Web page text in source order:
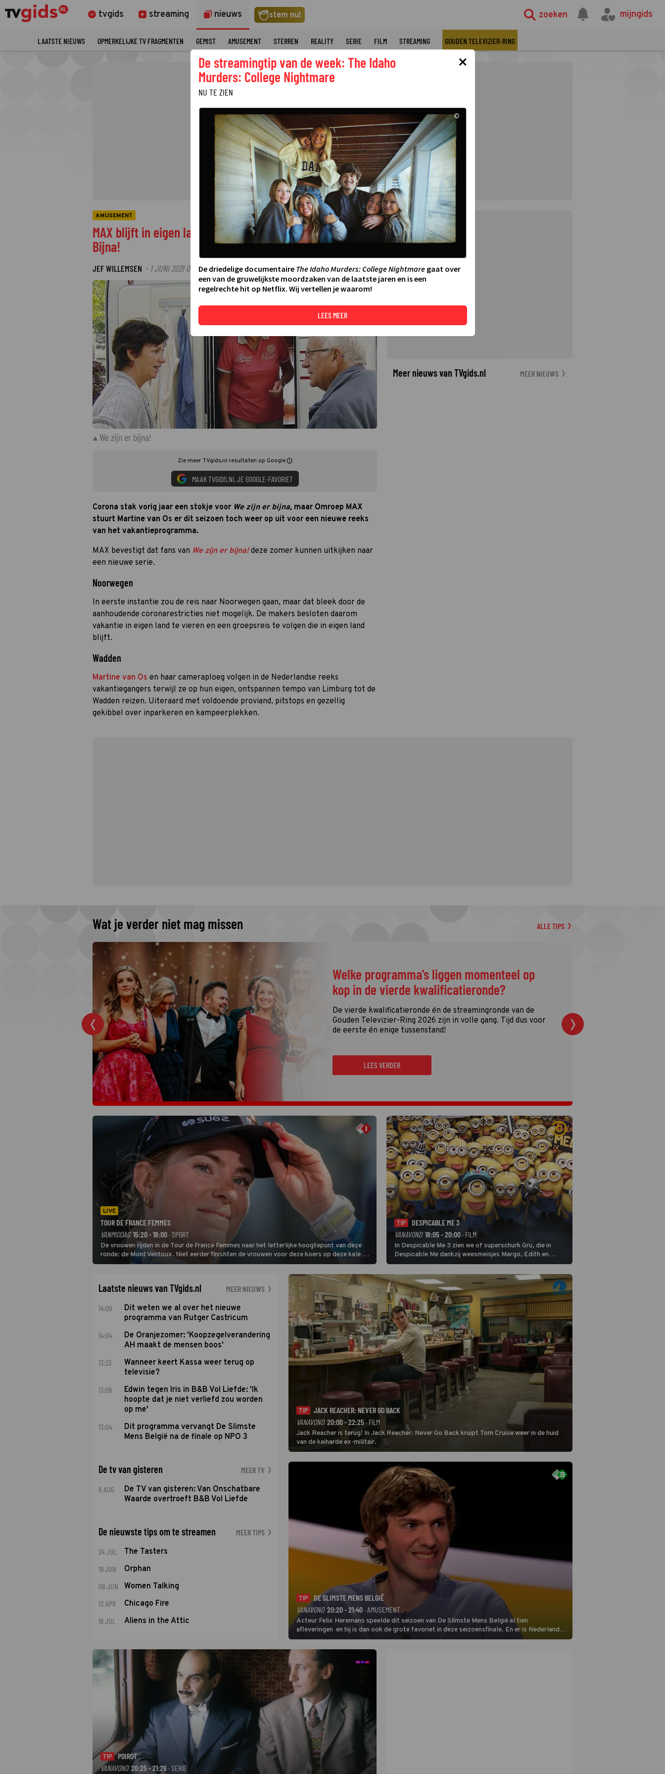
tvgids streaming nieuws stem nu! zoeken mijngids
LAATSTE NIEUWS OPMERKELIJKE TV FRAGMENTEN GEMIST AMUSEMENT STERREN REALITY SERIE FILM STREAMING GOUDEN TELEVIZIER-RING
AMUSEMENT
MAX blijft in eigen land voor nieuwe reeks We Zijn Er
Bijna!
JEF WILLEMSEN · 1 JUNI 2021 08:38
©
We zijn er bijna!
Zie meer TVgids.nl resultaten op Google
MAAK TVGIDS.NL JE GOOGLE-FAVORIET
Corona stak vorig jaar een stokje voor We zijn er bijna, maar Omroep MAX
stuurt Martine van Os er dit seizoen toch weer op uit voor een nieuwe reeks
van het vakantieprogramma.
MAX bevestigt dat fans van We zijn er bijna! deze zomer kunnen uitkijken naar
een nieuwe serie.
Noorwegen
In eerste instantie zou de reis naar Noorwegen gaan, maar dat bleek door de
aanhoudende coronarestricties niet mogelijk. De makers besloten daarom
vakantie in eigen land te vieren en een groepsreis te volgen die in eigen land
blijft.
Wadden
Martine van Os en haar cameraploeg volgen in de Nederlandse reeks
vakantiegangers terwijl ze op hun eigen, ontspannen tempo van Limburg tot de
Wadden reizen. Uiteraard met voldoende proviand, pitstops en gezellig
gekibbel over inparkeren en kampeerplekken.
Meer nieuws van TVgids.nl MEER NIEUWS
Wat je verder niet mag missen ALLE TIPS
Welke programma's liggen momenteel op
kop in de vierde kwalificatieronde?
De vierde kwalificatieronde én de streamingronde van de
Gouden Televizier-Ring 2026 zijn in volle gang. Tijd dus voor
de eerste én enige tussenstand!
LEES VERDER
LIVE
TOUR DE FRANCE FEMMES
VANMIDDAG 15:20 - 18:00 · SPORT
De vrouwen rijden in de Tour de France Femmes naar het letterlijke hoogtepunt van deze
ronde: de Mont Ventoux. Niet eerder finishten de vrouwen voor deze koers op deze kale col
uit de buitencategorie. De aanloop naar de slotklim is vlak.
TIP
DESPICABLE ME 3
VANAVOND 18:05 - 20:00 · FILM
In Despicable Me 3 zien we of superschurk Gru, die in
Despicable Me dankzij weesmeisjes Margo, Edith en
Agnes de overstap naar het rechte pad maakte, ook op
dat pad weet te blijven.
Laatste nieuws van TVgids.nl MEER NIEUWS
14:09
Dit weten we al over het nieuwe
programma van Rutger Castricum
14:04
De Oranjezomer: 'Koopzegelverandering
AH maakt de mensen boos'
13:23
Wanneer keert Kassa weer terug op
televisie?
13:06
Edwin tegen Iris in B&B Vol Liefde: 'Ik
hoopte dat je niet verliefd zou worden
op me'
13:04
Dit programma vervangt De Slimste
Mens België na de finale op NPO 3
De tv van gisteren MEER TV
6 AUG
De TV van gisteren: Van Onschatbare
Waarde overtroeft B&B Vol Liefde
De nieuwste tips om te streamen MEER TIPS
24 JUL The Tasters
19 JUN Orphan
08 JUN Women Talking
13 APR Chicago Fire
19 JUL Aliens in the Attic
TIP
JACK REACHER: NEVER GO BACK
VANAVOND 20:00 - 22:25· FILM
Jack Reacher is terug! In Jack Reacher: Never Go Back kruipt Tom Cruise weer in de huid
van de keiharde ex-militair.
TIP
DE SLIMSTE MENS BELGIË
VANAVOND 20:20 - 21:40 · AMUSEMENT
Acteur Felix Heremans speelde dit seizoen van De Slimste Mens België al tien
afleveringen en hij is dan ook de grote favoriet in deze seizoensfinale. En er is Nederlandse
inbreng, want komiek Soundos El Ahmadi neemt plaats aan de jurytafel.
TIP
POIROT
VANAVOND 20:25 - 21:26 · SERIE
×
De streamingtip van de week: The Idaho
Murders: College Nightmare
NU TE ZIEN
©
De driedelige documentaire The Idaho Murders: College Nightmaregaat over
een van de gruwelijkste moordzaken van de laatste jaren en is een
regelrechte hit op Netflix. Wij vertellen je waarom!
LEES MEER